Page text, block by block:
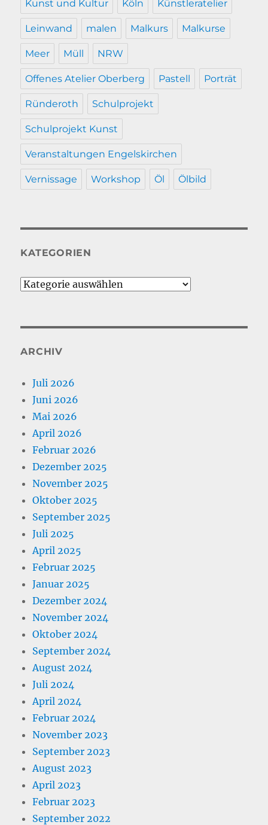
Kunst und Kultur Köln Künstleratelier
Leinwand malen Malkurs Malkurse
Meer Müll NRW
Offenes Atelier Oberberg Pastell Porträt
Ründeroth Schulprojekt
Schulprojekt Kunst
Veranstaltungen Engelskirchen
Vernissage Workshop Öl Ölbild
KATEGORIEN
Kategorien
ARCHIV
Juli 2026
Juni 2026
Mai 2026
April 2026
Februar 2026
Dezember 2025
November 2025
Oktober 2025
September 2025
Juli 2025
April 2025
Februar 2025
Januar 2025
Dezember 2024
November 2024
Oktober 2024
September 2024
August 2024
Juli 2024
April 2024
Februar 2024
November 2023
September 2023
August 2023
April 2023
Februar 2023
September 2022